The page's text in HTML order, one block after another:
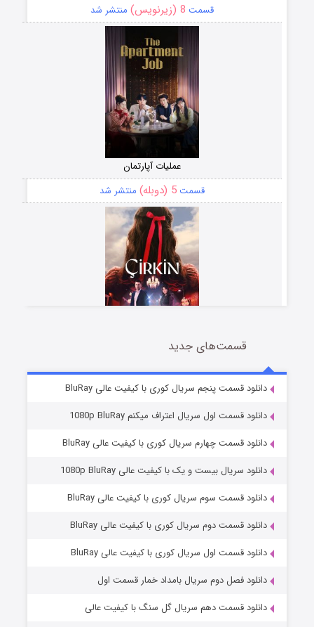
قسمت 8 (زیرنویس) منتشر شد
عملیات آپارتمان
قسمت5 (دوبله) منتشر شد
سریال زشت
قسمت2 (زیرنویس) منتشر شد
مردگان متحرک: شهر مرده ۳
قسمت2 (زیرنویس) منتشر شد
قسمت‌های جدید
دانلود قسمت پنجم سریال کوری با کیفیت عالی BluRay
دانلود قسمت اول سریال اعتراف میکنم 1080p BluRay
دانلود قسمت چهارم سریال کوری با کیفیت عالی BluRay
دانلود سریال بیست و یک با کیفیت عالی 1080p BluRay
دانلود قسمت سوم سریال کوری با کیفیت عالی BluRay
دانلود قسمت دوم سریال کوری با کیفیت عالی BluRay
دانلود قسمت اول سریال کوری با کیفیت عالی BluRay
دانلود فصل دوم سریال بامداد خمار قسمت اول
دانلود قسمت دهم سریال گل سنگ با کیفیت عالی